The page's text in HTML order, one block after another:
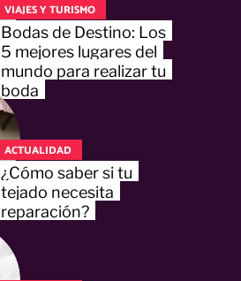
VIAJES Y TURISMO
Bodas de Destino: Los
5 mejores lugares del
mundo para realizar tu
boda
ACTUALIDAD
¿Cómo saber si tu
tejado necesita
reparación?